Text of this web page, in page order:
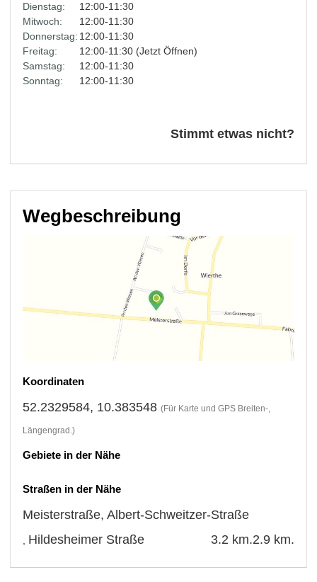
Dienstag:
12:00-11:30
Mitwoch:
12:00-11:30
Donnerstag: 12:00-11:30
Freitag:
12:00-11:30 (Jetzt Öffnen)
Samstag:
12:00-11:30
Sonntag:
12:00-11:30
Stimmt etwas nicht?
Wegbeschreibung
Koordinaten
52.2329584, 10.383548 (Für Karte und GPS Breiten-,
Längengrad.)
Gebiete in der Nähe
Straßen in der Nähe
Meisterstraße,Albert-Schweitzer-Straße
2.9 km.
Hildesheimer Straße 3.2 km.